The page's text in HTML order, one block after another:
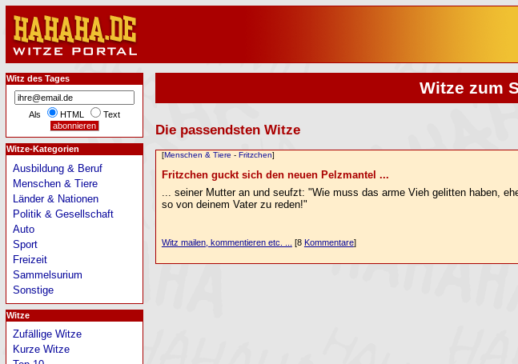
Witze zum
Die passendsten Witze
[Menschen & Tiere - Fritzchen]
Fritzchen guckt sich den neuen Pelzmantel ...
... seiner Mutter an und seufzt: "Wie muss das arme Vieh gelitten haben,
so von deinem Vater zu reden!"
Witz mailen, kommentieren etc. ...
[8 Kommentare]
Witz des Tages
Als HTML Text
Witze-Kategorien
Ausbildung & Beruf
Menschen & Tiere
Länder & Nationen
Politik & Gesellschaft
Auto
Sport
Freizeit
Sammelsurium
Sonstige
Witze
Zufällige Witze
Kurze Witze